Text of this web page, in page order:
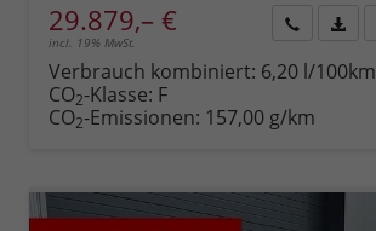
29.879,– €
incl. 19% MwSt.
anfordern
Datei,
Verbrauch kombiniert: 6,20 l/100km
CO2-Klasse: F
CO2-Emissionen: 157,00 g/km